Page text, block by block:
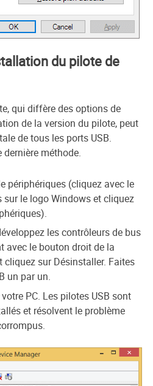
du pilote de
qui diffère des options de
de la version du pilote, peut
de tous les ports USB.
dernière méthode.
périphériques (cliquez avec le
le logo Windows et cliquez
les contrôleurs de bus
avec le bouton droit de la
cliquez sur Désinstaller. Faites
un par un.
PC. Les pilotes USB sont
et résolvent le problème